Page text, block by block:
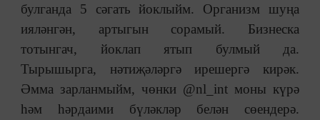
булганда 5 сәгать йоклыйм. Организм шуңа
ияләнгән, артыгын сорамый. Бизнеска
тотынгач, йоклап ятып булмый да.
Тырышырга, нәтиҗәләргә ирешергә кирәк.
Әмма зарланмыйм, чөнки @nl_int моны күрә
һәм һәрдаими бүләкләр белән сөендерә.